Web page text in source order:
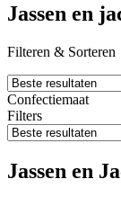
Jassen en
Filteren & Sorteren
Confectiemaat
Filters
Jassen en